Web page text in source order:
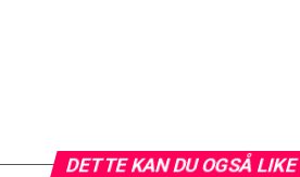
DETTE KAN DU OGSÅ LIKE